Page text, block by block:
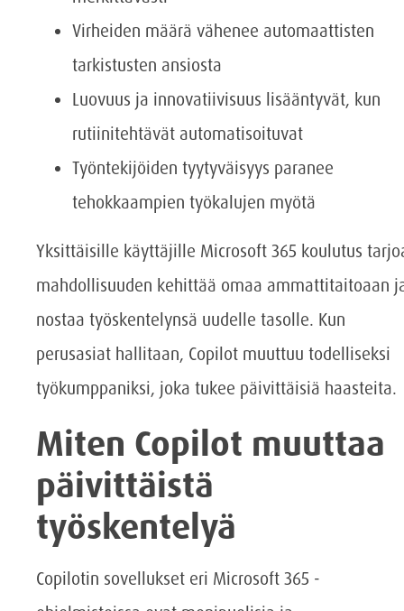
Virheiden määrä vähenee automaattisten
tarkistusten ansiosta
Luovuus ja innovatiivisuus lisääntyvät, kun
rutiinitehtävät automatisoituvat
Työntekijöiden tyytyväisyys paranee
tehokkaampien työkalujen myötä
Yksittäisille käyttäjille Microsoft 365 koulutus
mahdollisuuden kehittää omaa ammattitaitoaan
nostaa työskentelynsä uudelle tasolle. Kun
perusasiat hallitaan, Copilot muuttuu todelliseksi
työkumppaniksi, joka tukee päivittäisiä haasteita.
Miten Copilot muuttaa
päivittäistä
työskentelyä
Copilotin sovellukset eri Microsoft 365 -